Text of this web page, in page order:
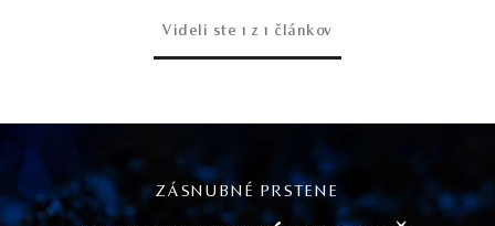
Videli ste 1 z 1 článkov
ZÁSNUBNÉ PRSTENE